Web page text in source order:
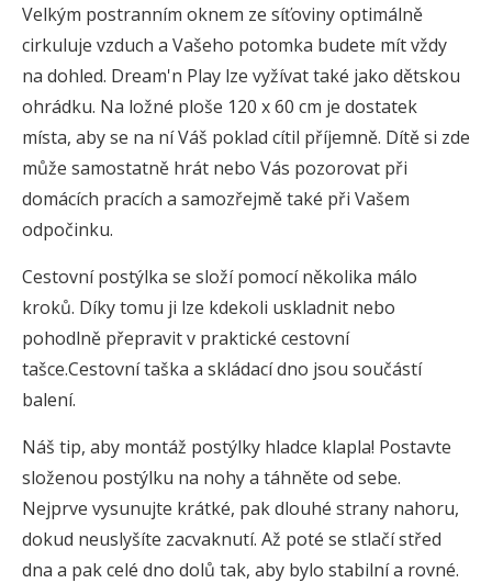
Velkým postranním oknem ze síťoviny optimálně
cirkuluje vzduch a Vašeho potomka budete mít vždy
na dohled. Dream'n Play lze vyžívat také jako dětskou
ohrádku. Na ložné ploše 120 x 60 cm je dostatek
místa, aby se na ní Váš poklad cítil příjemně. Dítě si zde
může samostatně hrát nebo Vás pozorovat při
domácích pracích a samozřejmě také při Vašem
odpočinku.
Cestovní postýlka se složí pomocí několika málo
kroků. Díky tomu ji lze kdekoli uskladnit nebo
pohodlně přepravit v praktické cestovní
tašce.Cestovní taška a skládací dno jsou součástí
balení.
Náš tip, aby montáž postýlky hladce klapla! Postavte
složenou postýlku na nohy a táhněte od sebe.
Nejprve vysunujte krátké, pak dlouhé strany nahoru,
dokud neuslyšíte zacvaknutí. Až poté se stlačí střed
dna a pak celé dno dolů tak, aby bylo stabilní a rovné.